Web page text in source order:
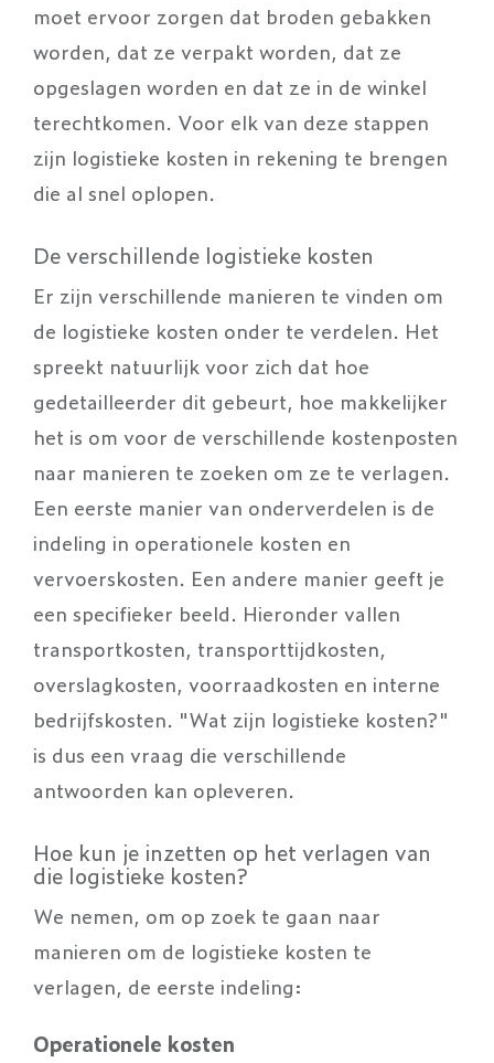
moet ervoor zorgen dat broden gebakken
worden, dat ze verpakt worden, dat ze
opgeslagen worden en dat ze in de winkel
terechtkomen. Voor elk van deze stappen
zijn logistieke kosten in rekening te brengen
die al snel oplopen.
De verschillende logistieke kosten
Er zijn verschillende manieren te vinden om
de logistieke kosten onder te verdelen. Het
spreekt natuurlijk voor zich dat hoe
gedetailleerder dit gebeurt, hoe makkelijker
het is om voor de verschillende kostenposten
naar manieren te zoeken om ze te verlagen.
Een eerste manier van onderverdelen is de
indeling in operationele kosten en
vervoerskosten. Een andere manier geeft je
een specifieker beeld. Hieronder vallen
transportkosten, transporttijdkosten,
overslagkosten, voorraadkosten en interne
bedrijfskosten. "Wat zijn logistieke kosten?"
is dus een vraag die verschillende
antwoorden kan opleveren.
Hoe kun je inzetten op het verlagen van
die logistieke kosten?
We nemen, om op zoek te gaan naar
manieren om de logistieke kosten te
verlagen, de eerste indeling:
Operationele kosten